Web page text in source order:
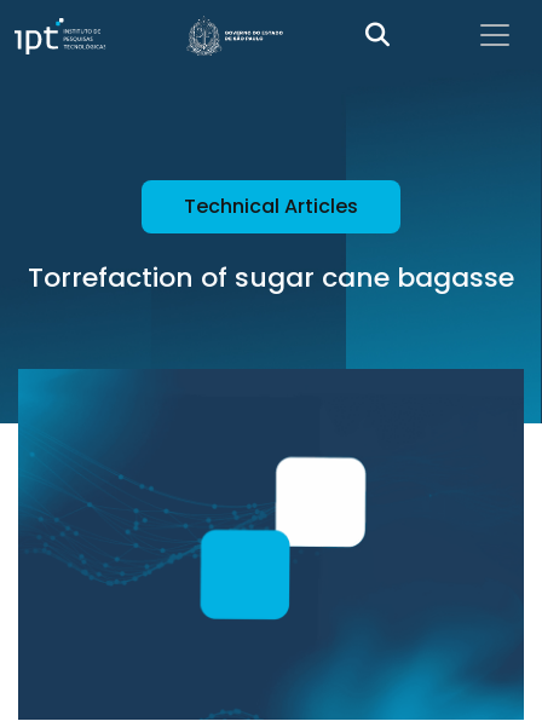
Technical Articles
Torrefaction of sugar cane bagasse